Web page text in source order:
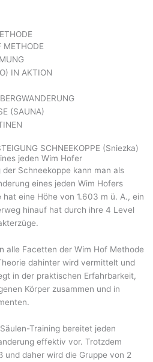
METHODE
IN AKTION
(SAUNA)
SCHNEEKOPPE (Sniezka)
jeden Wim Hofer
Schneekoppe kann man als
eines jeden Wim Hofers
eine Höhe von 1.603 m ü. A., ein
hinauf hat durch ihre 4 Level
alle Facetten der Wim Hof Methode
dahinter wird vermittelt und
in der praktischen Erfahrbarkeit,
Körper zusammen und in
Training bereitet jeden
effektiv vor. Trotzdem
und daher wird die Gruppe von 2